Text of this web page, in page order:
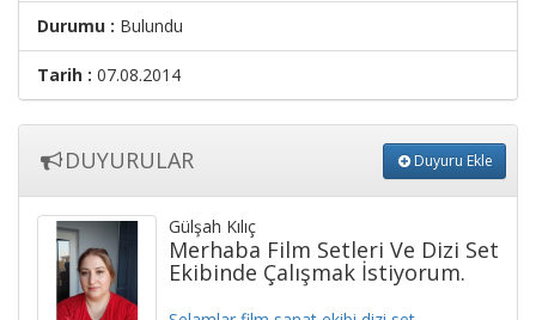
Durumu : Bulundu
Tarih : 07.08.2014
DUYURULAR Duyuru Ekle
Gülşah Kılıç
Merhaba Film Setleri Ve Dizi Set
Ekibinde Çalışmak İstiyorum.